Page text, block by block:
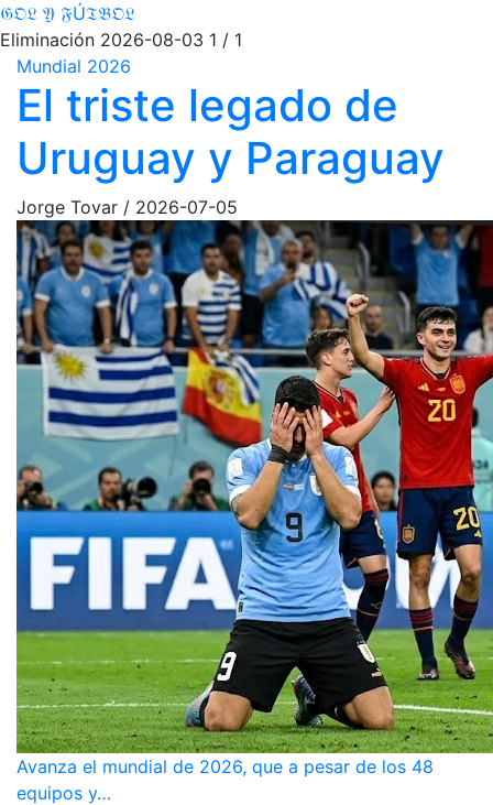
𝔊𝔒𝔏 𝔜 𝔉Ú𝔗𝔅𝔒𝔏
Eliminación 2026-08-03 1 / 1
Mundial 2026
El triste legado de
Uruguay y Paraguay
Jorge Tovar / 2026-07-05
Avanza el mundial de 2026, que a pesar de los 48
equipos y…